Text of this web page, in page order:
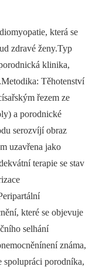
která se
zdravé ženy.Typ
klinika,
Těhotenství
řezem ze
a porodnické
serozvíjí obraz
uzavřena jako
terapie se stav
které se objevuje
selhání
známa,
spolupráci porodníka,